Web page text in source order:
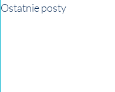
Ostatnie posty